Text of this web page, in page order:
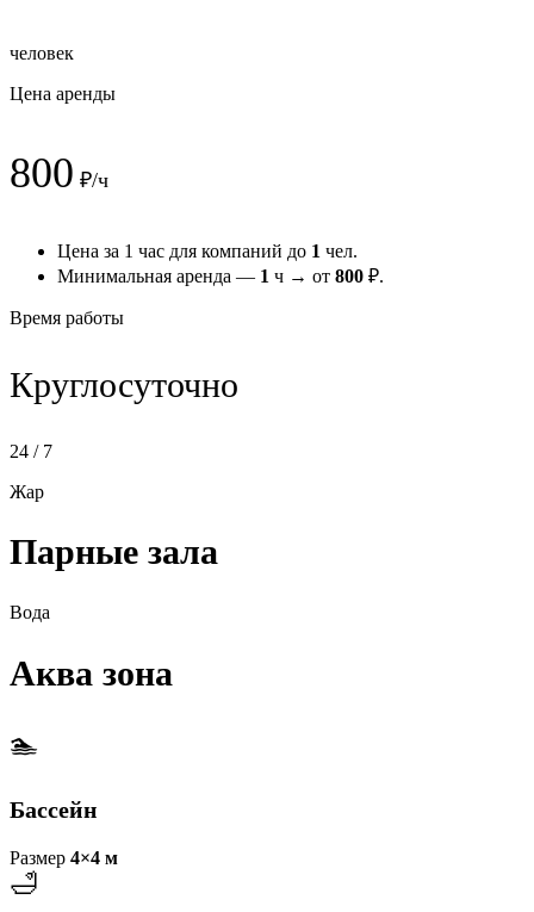
человек
Цена аренды
800 ₽/ч
Цена за 1 час для компаний до 1 чел.
Минимальная аренда — 1 ч → от 800 ₽.
Время работы
Круглосуточно
24 / 7
Жар
Парные зала
Вода
Аква зона
🏊
Бассейн
Размер 4×4 м
🛁